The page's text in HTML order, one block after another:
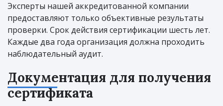
Эксперты нашей аккредитованной компании
предоставляют только объективные результаты
проверки. Срок действия сертификации шесть лет.
Каждые два года организация должна проходить
наблюдательный аудит.
Документация для получения
сертификата